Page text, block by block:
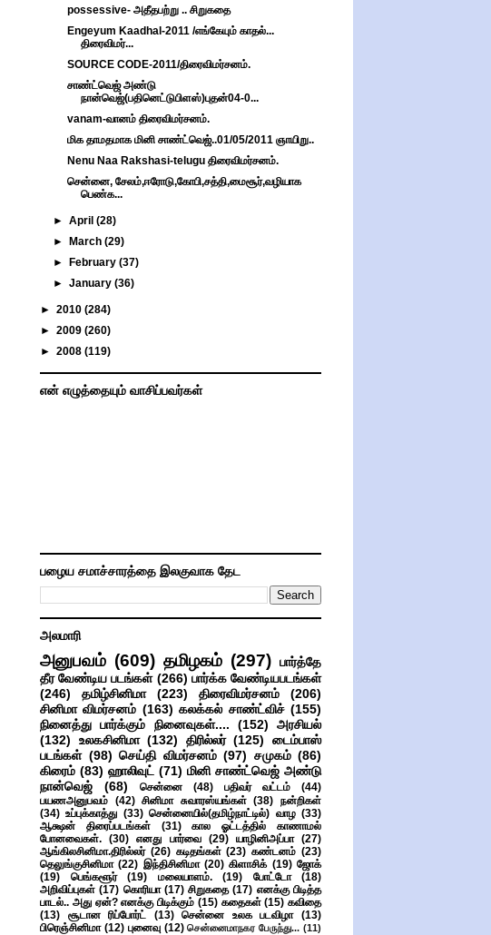
possessive- அதீதபற்று .. சிறுகதை
Engeyum Kaadhal-2011 /எங்கேயும் காதல்...
திரைவிமர்...
SOURCE CODE-2011/திரைவிமர்சனம்.
சாண்ட்வெஜ் அண்டு
நான்வெஜ்(பதினெட்டுபிளஸ்)புதன்04-0...
vanam-வானம் திரைவிமர்சனம்.
மிக தாமதமாக மினி சாண்ட்வெஜ்..01/05/2011 ஞாயிறு..
Nenu Naa Rakshasi-telugu திரைவிமர்சனம்.
சென்னை, சேலம்,ஈரோடு,கோபி,சத்தி,மைசூர்,வழியாக
பெண்க...
►April(28)
►
March(29)
►
February(37)
►January(36)
► 2010 (284)
► 2009 (260)
► 2008 (119)
என் எழுத்தையும் வாசிப்பவர்கள்
பழைய சமாச்சாரத்தை இலகுவாக தேட
அலமாரி
அனுபவம் (609) தமிழகம் (297) பார்த்தே
தீர வேண்டிய படங்கள் (266) பார்க்க வேண்டியபடங்கள்
(246)
தமிழ்சினிமா (223) திரைவிமர்சனம்
(206)
சினிமா விமர்சனம் (163) கலக்கல் சாண்ட்விச் (155)
நினைத்து பார்க்கும் நினைவுகள்....
(152)
அரசியல்
(132)
உலகசினிமா (132) திரில்லர் (125)
டைம்பாஸ்
படங்கள் (98) செய்தி விமர்சனம் (97) சமுகம் (86)
கிரைம் (83) ஹாலிவுட் (71) மினி சாண்ட்வெஜ் அண்டு
நான்வெஜ்
(68) சென்னை (48) பதிவர் வட்டம்
(44)
பயணஅனுபவம் (42) சினிமா சுவாரஸ்யங்கள் (38) நன்றிகள்
(34) உப்புக்காத்து (33) சென்னையில்(தமிழ்நாட்டில்) வாழ (33)
ஆக்ஷன் திரைப்படங்கள்
(31)
கால ஓட்டத்தில் காணாமல்
போனவைகள். (30) எனது பார்வை (29) யாழினிஅப்பா (27)
ஆங்கிலசினிமா.திரில்லர் (26) கடிதங்கள் (23) கண்டனம் (23)
தெலுங்குசினிமா (22) இந்திசினிமா (20) கிளாசிக் (19) ஜோக்
(19)
பெங்களூர் (19) மலையாளம். (19) போட்டோ
(18)
அறிவிப்புகள் (17) கொரியா (17) சிறுகதை (17) எனக்கு பிடித்த
பாடல்.. அது ஏன்? எனக்கு பிடிக்கும் (15) கதைகள் (15) கவிதை
(13)
சூடான ரிப்போர்ட் (13) சென்னை உலக படவிழா
(13)
பிரெஞ்சினிமா (12) புனைவு (12) சென்னைமாநகர பேருந்து... (11)